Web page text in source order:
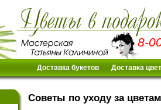
8-
Доставка букетов Доставка
Советы по уходу за цветам